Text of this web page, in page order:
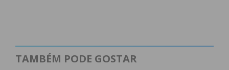
TAMBÉM PODE GOSTAR